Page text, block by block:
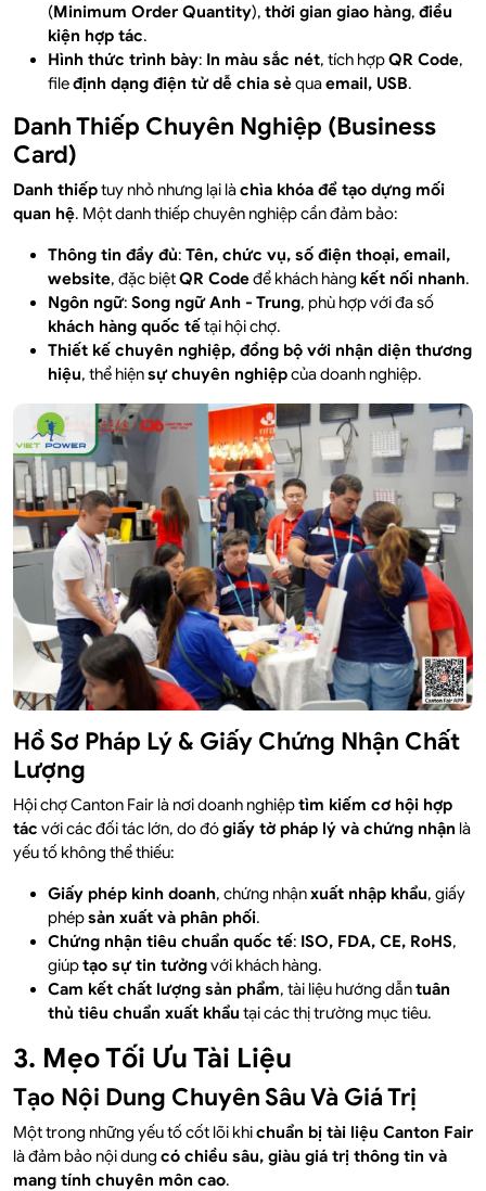
(Minimum Order Quantity), thời gian giao hàng, điều
kiện hợp tác.
Hình thức trình bày: In màu sắc nét, tích hợpQR Code,
fileđịnh dạng điện tử dễ chia sẻquaemail, USB.
Danh Thiếp Chuyên Nghiệp (Business
Card)
Danh thiếptuy nhỏ nhưng lại làchìa khóa để tạo dựng mối
quan hệ. Một danh thiếp chuyên nghiệp cần đảm bảo:
Thông tin đầy đủ: Tên, chức vụ, số điện thoại, email,
website, đặc biệtQR Codeđể khách hàng kết nối nhanh.
Ngôn ngữ: Song ngữ Anh - Trung, phù hợp với đa số
khách hàng quốc tếtại hội chợ.
Thiết kế chuyên nghiệp, đồng bộ với nhận diện thương
hiệu, thể hiệnsự chuyên nghiệpcủa doanh nghiệp.
Hồ Sơ Pháp Lý & Giấy Chứng Nhận Chất
Lượng
Hội chợ Canton Fair là nơi doanh nghiệptìm kiếm cơ hội hợp
tác với các đối tác lớn, do đógiấy tờ pháp lý và chứng nhận là
yếu tố không thể thiếu:
Giấy phép kinh doanh, chứng nhậnxuất nhập khẩu, giấy
phépsản xuất và phân phối.
Chứng nhận tiêu chuẩn quốc tế: ISO, FDA, CE, RoHS,
giúptạo sự tin tưởngvới khách hàng.
Cam kết chất lượng sản phẩm, tài liệu hướng dẫntuân
thủ tiêu chuẩn xuất khẩu tại các thị trường mục tiêu.
3. Mẹo Tối Ưu Tài Liệu
Tạo Nội Dung Chuyên Sâu Và Giá Trị
Một trong những yếu tố cốt lõi khichuẩn bị tài liệu Canton Fair
là đảm bảo nội dung có chiều sâu, giàu giá trị thông tin và
mang tính chuyên môn cao.